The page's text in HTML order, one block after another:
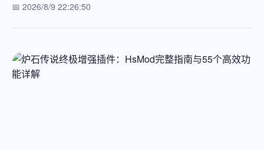
📅 2026/8/9 22:26:50